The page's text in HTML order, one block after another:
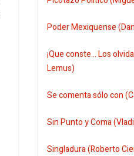
Poder Mexiquense
¡Que conste... Los
Lemus)
Se comenta sólo con
Sin Punto y Coma
Singladura (Roberto